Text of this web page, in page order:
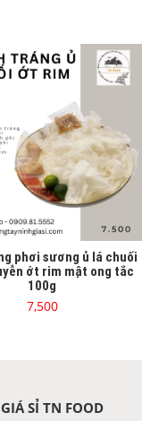
phơi sương ủ lá chuối
ớt rim mật ong tắc
100g
7,500
SỈ TN FOOD